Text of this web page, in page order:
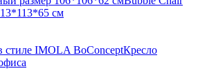
см
стиле IMOLA BoConceptКресло